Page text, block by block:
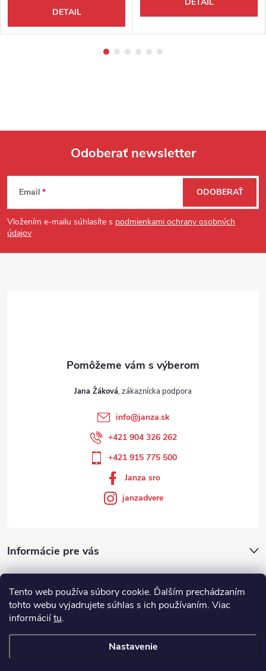
Tento web používa súbory cookie. Ďalším prechádzaním
tohto webu vyjadrujete súhlas s ich používaním. Viac
informáciítu.
Nastavenie
DETAIL
Zápätie
Odoberať newsletter
Email
Vložením e-mailu súhlasíte s podmienkami ochrany osobných
údajov
ODOBERAŤ
Informácie pre vás
Jana Žáková
info@janza.sk
+421 904 326 262
+421 915 775 500
Janza sro
janzadvere
Showroom